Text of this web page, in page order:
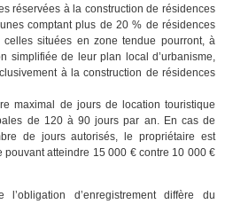
réservées à la construction de résidences
comptant plus de 20 % de résidences
situées en zone tendue pourront, à
simplifiée de leur plan local d’urbanisme,
à la construction de résidences
maximal de jours de location touristique
de 120 à 90 jours par an. En cas de
de jours autorisés, le propriétaire est
pouvant atteindre 15 000 € contre 10 000 €
d’enregistrement diffère du